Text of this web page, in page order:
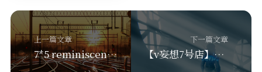
上一篇文章
7*5 reminiscene 特别篇二号 未完成企划集锦
下一篇文章
【v妄想7号店】PSA